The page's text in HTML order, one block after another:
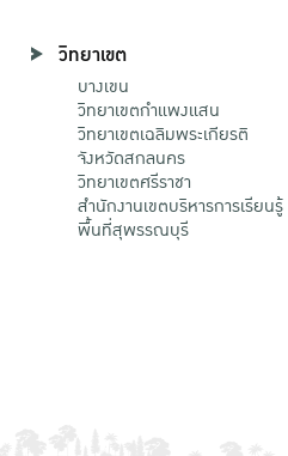
วิทยาเขต
บางเขน
วิทยาเขตกําแพงแสน
วิทยาเขตเฉลิมพระเกียรติ
จังหวัดสกลนคร
วิทยาเขตศรีราชา
สำนักงานเขตบริหารการเรียนรู้
พื้นที่สุพรรณบุรี